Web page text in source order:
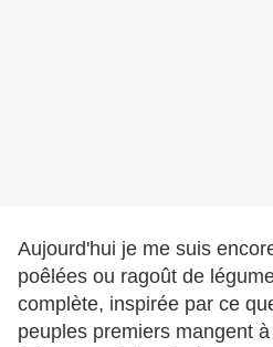
Aujourd'hui je me suis
poêlées ou ragoût de
complète, inspirée par ce
peuples premiers mangent